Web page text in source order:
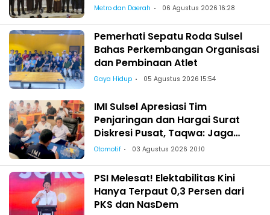
Metro dan Daerah 06 Agustus 2026 16:28
Pemerhati Sepatu Roda Sulsel
Bahas Perkembangan Organisasi
dan Pembinaan Atlet
Gaya Hidup 05 Agustus 2026 15:54
IMI Sulsel Apresiasi Tim
Penjaringan dan Hargai Surat
Diskresi Pusat, Taqwa: Jaga
Kekeluargaan-Kebersamaan
Otomotif 03 Agustus 2026 20:10
PSI Melesat! Elektabilitas Kini
Hanya Terpaut 0,3 Persen dari
PKS dan NasDem